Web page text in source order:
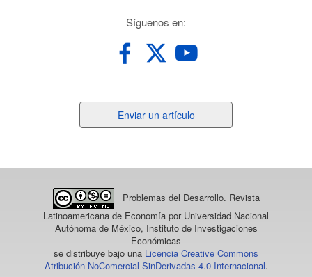
Síguenos en:
un
Enviar un artículo
Problemas del Desarrollo. Revista
Latinoamericana de Economía por Universidad Nacional
Autónoma de México, Instituto de Investigaciones
Económicas
se distribuye bajo una Licencia Creative Commons
Atribución-NoComercial-SinDerivadas 4.0 Internacional.